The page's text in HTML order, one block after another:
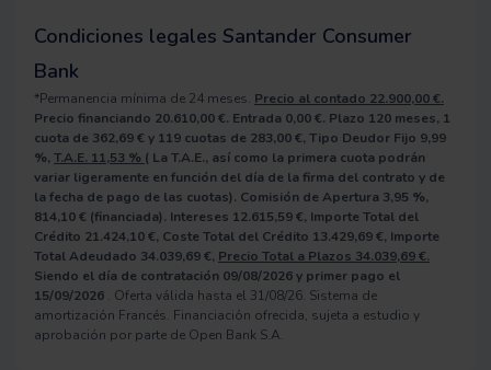
Condiciones legales Santander Consumer
Bank
*Permanencia mínima de 24 meses. Precio al contado 22.900,00€.
Precio financiando 20.610,00€. Entrada 0,00€. Plazo 120 meses, 1
cuota de 362,69€ y 119 cuotas de 283,00€, Tipo Deudor Fijo 9,99
%, T.A.E. 11,53 % ( La T.A.E., así como la primera cuota podrán
variar ligeramente en función del día de la firma del contrato y de
la fecha de pago de las cuotas). Comisión de Apertura 3,95 %,
814,10€ (financiada). Intereses 12.615,59€, Importe Total del
Crédito 21.424,10€, Coste Total del Crédito 13.429,69€, Importe
Total Adeudado 34.039,69€, Precio Total a Plazos 34.039,69€.
Siendo el día de contratación 09/08/2026y primer pago el
15/09/2026 . Oferta válida hasta el 31/08/26. Sistema de
amortización Francés. Financiación ofrecida, sujeta a estudio y
aprobación por parte de Open Bank S.A.